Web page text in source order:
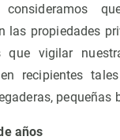
las propiedades
que vigilar
recipientes
pequeñas
años